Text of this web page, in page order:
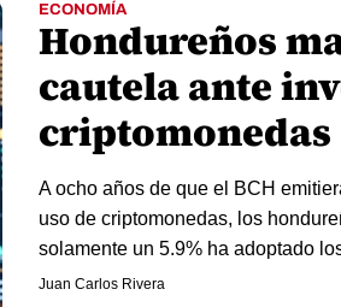
ECONOMÍA
Hondureños
cautela ante
criptomonedas
A ocho años de que el BCH
uso de criptomonedas, los
solamente un 5.9% ha adoptado
Juan Carlos Rivera